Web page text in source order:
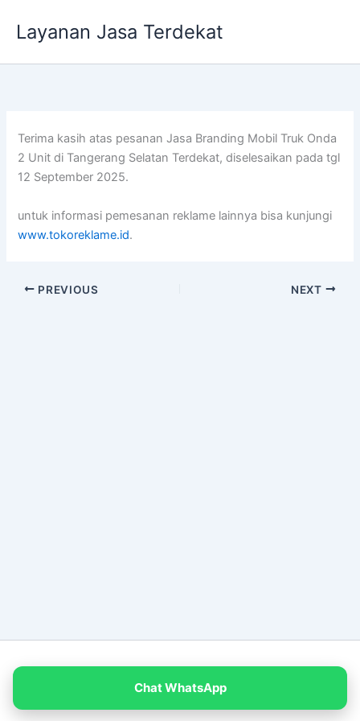
Layanan Jasa Terdekat
Terima kasih atas pesanan Jasa Branding Mobil Truk Onda
2 Unit di Tangerang Selatan Terdekat, diselesaikan pada tgl
12 September 2025.
untuk informasi pemesanan reklame lainnya bisa kunjungi
www.tokoreklame.id.
PREVIOUS NEXT
Chat WhatsApp